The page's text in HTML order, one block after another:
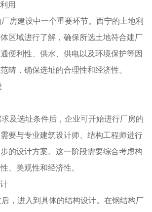
用
房建设中一个重要环节。西宁的土地利
区域进行了解，确保所选土地符合建厂
便利性、供水、供电以及环境保护等因
畴，确保选址的合理性和经济性。
及选址条件后，企业可开始进行厂房的
要与专业建筑设计师、结构工程师进行
的设计方案。这一阶段需要综合考虑构
、美观性和经济性。
，进入到具体的结构设计。在钢结构厂